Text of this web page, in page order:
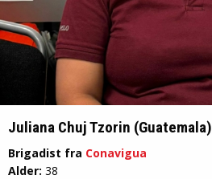
Juliana Chuj Tzorin (Guatemala)
Brigadist fra Conavigua
Alder: 38